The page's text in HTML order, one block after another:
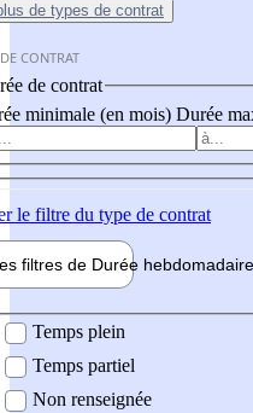
de types de contrat
CONTRAT
de contrat
minimale (en mois) Durée
le filtre du type de contrat
filtres de Durée hebdomadaire
Temps plein
Temps partiel
Non renseignée